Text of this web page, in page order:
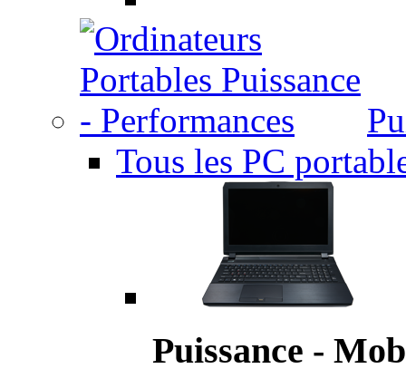
Tous les PC
Puissance -